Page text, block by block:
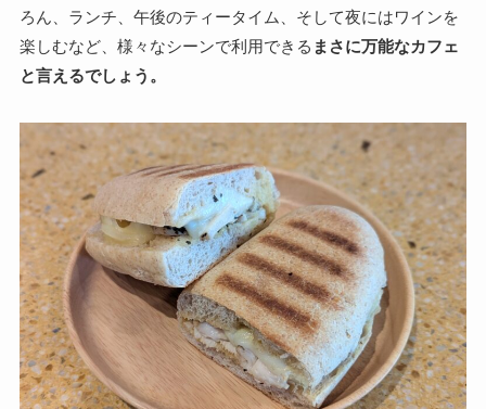
ろん、ランチ、午後のティータイム、そして夜にはワインを
楽しむなど、様々なシーンで利用できる まさに万能なカフェ
と言えるでしょう。